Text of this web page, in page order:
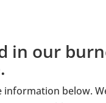
in our
information below.